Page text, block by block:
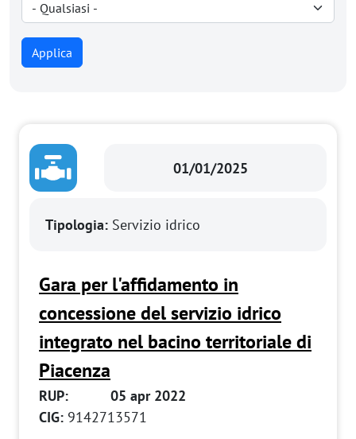
Applica
01/01/2025
Tipologia: Servizio idrico
Gara per l'affidamento in
concessione del servizio idrico
integrato nel bacino territoriale di
Piacenza
RUP:
05 apr 2022
CIG: 9142713571